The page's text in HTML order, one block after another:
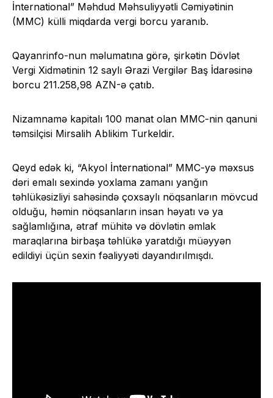
İnternational” Məhdud Məhsuliyyətli Cəmiyətinin
(MMC) külli miqdarda vergi borcu yaranıb.
Qayanrinfo-nun məlumatına görə, şirkətin Dövlət
Vergi Xidmətinin 12 saylı Ərazi Vergilər Baş İdarəsinə
borcu 211.258,98 AZN-ə çatıb.
Nizamnamə kapitalı 100 manat olan MMC-nin qanuni
təmsilçisi Mirsalih Ablikim Turkeldir.
Qeyd edək ki, “Akyol İnternational” MMC-yə məxsus
dəri emalı sexində yoxlama zamanı yanğın
təhlükəsizliyi sahəsində çoxsaylı nöqsanların mövcud
olduğu, həmin nöqsanların insan həyatı və ya
sağlamlığına, ətraf mühitə və dövlətin əmlak
maraqlarına birbaşa təhlükə yaratdığı müəyyən
edildiyi üçün sexin fəaliyyəti dayandırılmışdı.